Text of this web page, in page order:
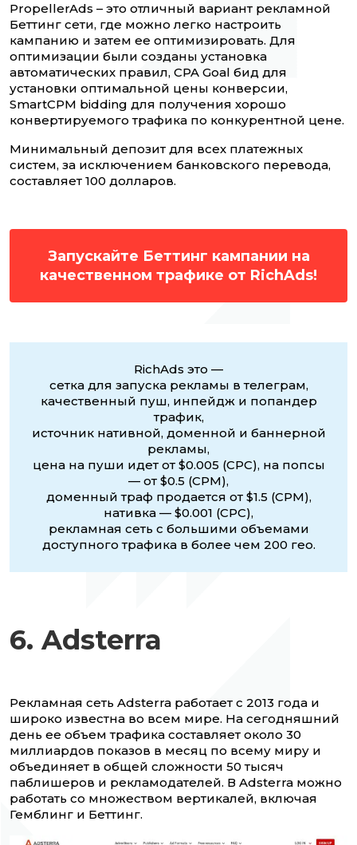
PropellerAds – это отличный вариант рекламной
Беттинг сети, где можно легко настроить
кампанию и затем ее оптимизировать. Для
оптимизации были созданы установка
автоматических правил, CPA Goal бид для
установки оптимальной цены конверсии,
SmartCPM bidding для получения хорошо
конвертируемого трафика по конкурентной цене.
Минимальный депозит для всех платежных
систем, за исключением банковского перевода,
составляет 100 долларов.
Запускайте Беттинг кампании на
качественном трафике от RichAds!
RichAds это —
сетка для запуска рекламы в телеграм,
качественный пуш, инпейдж и попандер
трафик,
источник нативной, доменной и баннерной
рекламы,
цена на пуши идет от $0.005 (CPC), на попсы
— от $0.5 (CPM),
доменный траф продается от $1.5 (CPM),
нативка — $0.001 (CPC),
рекламная сеть с большими объемами
доступного трафика в более чем 200 гео.
6. Adsterra
Рекламная сеть Adsterra работает с 2013 года и
широко известна во всем мире. На сегодняшний
день ее объем трафика составляет около 30
миллиардов показов в месяц по всему миру и
объединяет в общей сложности 50 тысяч
паблишеров и рекламодателей. В Adsterra можно
работать со множеством вертикалей, включая
Гемблинг и Беттинг.